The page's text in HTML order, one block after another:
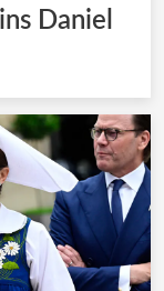
Daniel